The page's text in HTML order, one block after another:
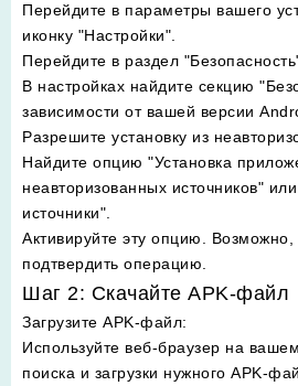
Перейдите в параметры вашего
иконку "Настройки".
Перейдите в раздел
В настройках найдите секцию
зависимости от вашей версии
Разрешите установку из
Найдите опцию "Установка
неавторизованных источников"
источники".
Активируйте эту опцию. Возможно,
подтвердить операцию.
Шаг 2: Скачайте APK-файл
Загрузите APK-файл:
Используйте веб-браузер на
поиска и загрузки нужного APK-